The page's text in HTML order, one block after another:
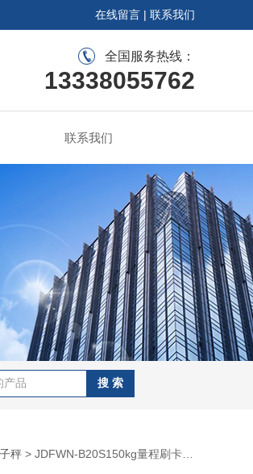
在线留言 | 联系我们
全国服务热线：
13338055762
联系我们
秤 > JDFWN-B20S150kg量程刷卡称重自动记录员工绩效电子秤